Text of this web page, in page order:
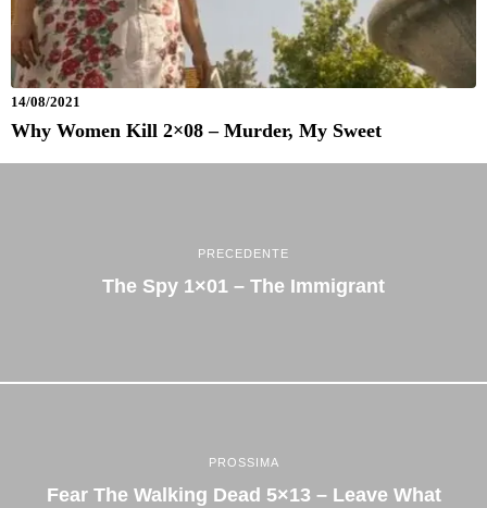
14/08/2021
Why Women Kill 2×08 – Murder, My Sweet
PRECEDENTE
The Spy 1×01 – The Immigrant
PROSSIMA
Fear The Walking Dead 5×13 – Leave What